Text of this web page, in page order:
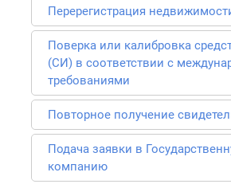
Перерегистрация
Поверка или калибровка
(СИ) в соответствии с
требованиями
Повторное получение
Подача заявки в
компанию